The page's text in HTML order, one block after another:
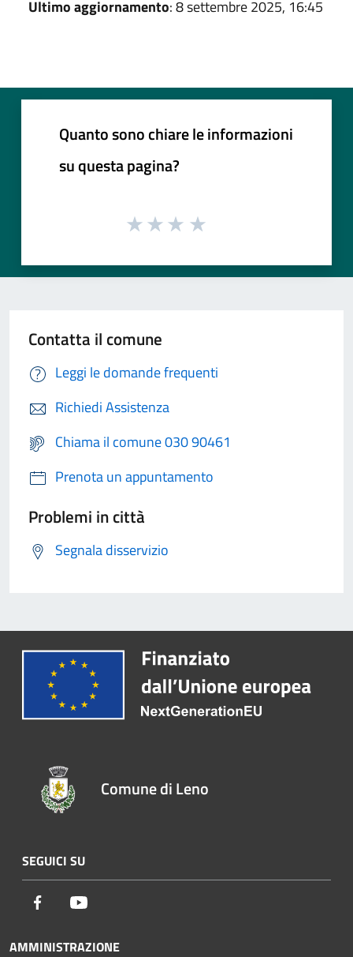
Ultimo aggiornamento: 8 settembre 2025, 16:45
Quanto sono chiare le informazioni
su questa pagina?
Contatta il comune
Leggi le domande frequenti
Richiedi Assistenza
Chiama il comune 030 90461
Prenota un appuntamento
Problemi in città
Segnala disservizio
Comune di Leno
SEGUICI SU
Facebook
AMMINISTRAZIONE